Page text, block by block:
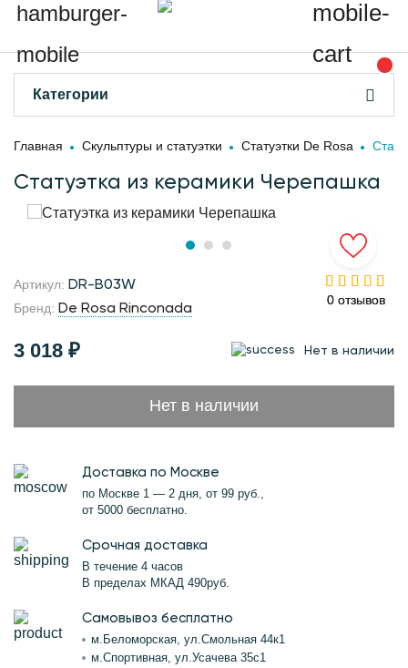
Категории
Главная Скульптуры и статуэтки Статуэтки De Rosa
Статуэтка из керамики Черепашка
0 отзывов
Артикул: DR-B03W
Бренд: De Rosa Rinconada 0 отзывов
3 018 ₽ Нет в наличии
Нет в наличии
Доставка по Москве
по Москве 1 — 2 дня, от 99 руб.,
от 5000 бесплатно.
Срочная доставка
В течение 4 часов
В пределах МКАД 490руб.
Самовывоз бесплатно
м.Беломорская, ул.Смольная 44к1
м.Спортивная, ул.Усачева 35с1